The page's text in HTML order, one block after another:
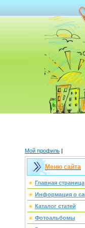
Мой профиль |
Меню сайта
Главная страница
Информация о
Каталог статей
Фотоальбомы